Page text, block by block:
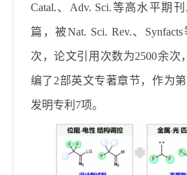
Catal.、 Adv. Sci.等高水平期
篇，被Nat. Sci. Rev.、 Synfacts
次，论文引用次数为2500余次，
编了 2部英文专著章节，作为
发明专利 7项。